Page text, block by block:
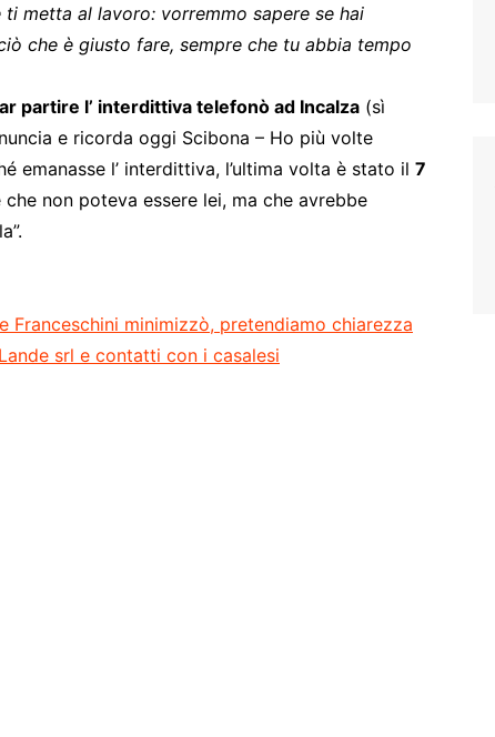
metta al lavoro: vorremmo sapere se hai
che è giusto fare, sempre che tu abbia tempo
partire l’ interdittiva telefonò ad Incalza (sì
e ricorda oggi Scibona – Ho più volte
emanasse l’ interdittiva, l’ultima volta è stato il 7
non poteva essere lei, ma che avrebbe
Franceschini minimizzò, pretendiamo chiarezza
srl e contatti con i casalesi